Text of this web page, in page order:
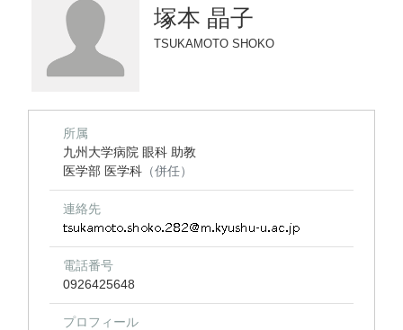
塚本 晶子
TSUKAMOTO SHOKO
所属
九州大学病院 眼科 助教
医学部 医学科 （併任）
連絡先
電話番号
0926425648
プロフィール